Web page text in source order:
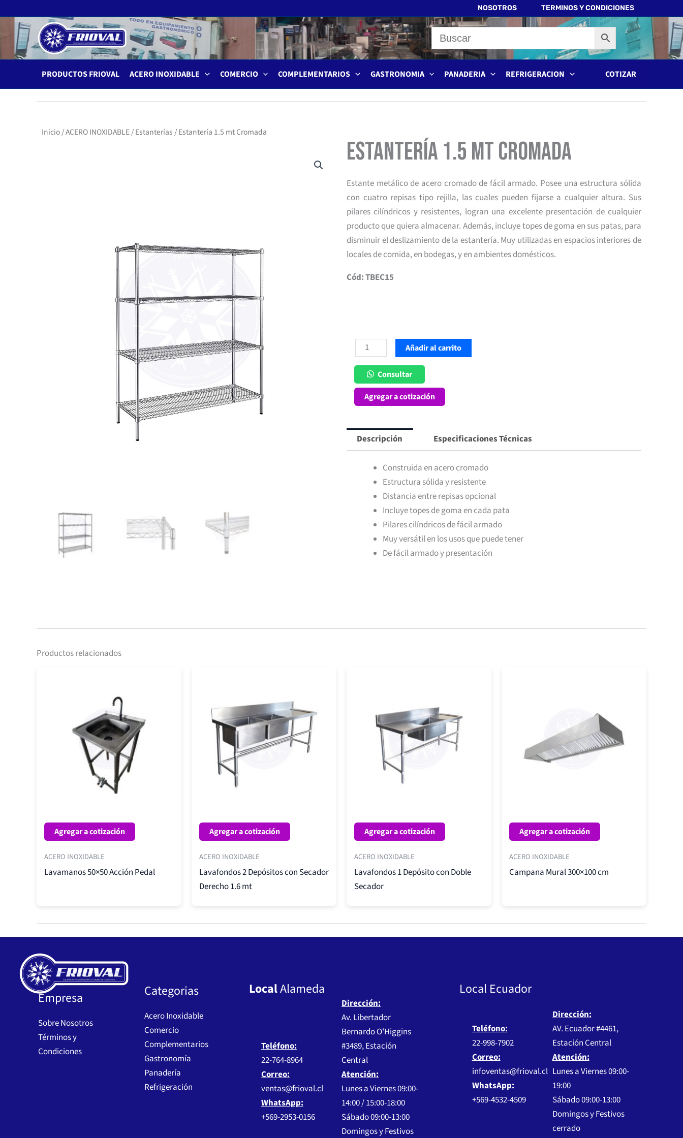
al
contenido
NOSOTROS TERMINOS Y CONDICIONES
PRODUCTOS FRIOVAL ACERO INOXIDABLE COMERCIO COMPLEMENTARIOS GASTRONOMIA PANADERIA REFRIGERACION COTIZAR
Inicio/ACERO INOXIDABLE/Estanterías/ Estantería 1.5 mt Cromada
Estantería 1.5 mt Cromada
Estante metálico de acero cromado de fácil armado. Posee una estructura sólida
con cuatro repisas tipo rejilla, las cuales pueden fijarse a cualquier altura. Sus
pilares cilíndricos y resistentes, logran una excelente presentación de cualquier
producto que quiera almacenar. Además, incluye topes de goma en sus patas, para
disminuir el deslizamiento de la estantería. Muy utilizadas en espacios interiores de
locales de comida, en bodegas, y en ambientes domésticos.
Cód: TBEC15
Estantería
1.5
Cromada
cantidad
Añadir al carrito
Consultar
Agregar a cotización
Descripción Especificaciones Técnicas
Construida en acero cromado
Estructura sólida y resistente
Distancia entre repisas opcional
Incluye topes de goma en cada pata
Pilares cilíndricos de fácil armado
Muy versátil en los usos que puede tener
De fácil armado y presentación
Productos relacionados
Agregar a cotización
ACERO INOXIDABLE
Lavamanos 50×50 Acción Pedal
Agregar a cotización
ACERO INOXIDABLE
Lavafondos 2 Depósitos con Secador
Derecho 1.6 mt
Agregar a cotización
ACERO INOXIDABLE
Lavafondos 1 Depósito con Doble
Secador
Agregar a cotización
ACERO INOXIDABLE
Campana Mural 300×100 cm
Empresa
Sobre Nosotros
Términos y
Condiciones
Categorias
Acero Inoxidable
Comercio
Complementarios
Gastronomía
Panadería
Refrigeración
LocalAlameda
Teléfono:
22-764-8964
Dirección:
Av. Libertador
Bernardo O'Higgins
#3489, Estación
Central
Correo:
ventas@frioval.cl
WhatsApp:
+569-2953-0156
Atención:
Lunes a Viernes 09:00-
14:00 / 15:00-18:00
Sábado 09:00-13:00
Domingos y Festivos
Local Ecuador
Teléfono:
22-998-7902
Dirección:
AV. Ecuador #4461,
Estación Central
Correo:
infoventas@frioval.cl
WhatsApp:
+569-4532-4509
Atención:
Lunes a Viernes 09:00-
19:00
Sábado 09:00-13:00
Domingos y Festivos
cerrado